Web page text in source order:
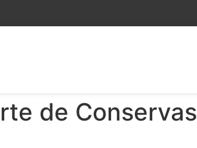
de Conservas